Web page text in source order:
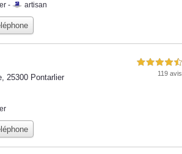
- artisan
25300 Pontarlier
4,5 étoiles sur 5
119 avis